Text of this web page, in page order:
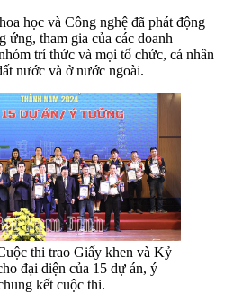
học và Công nghệ đã phát động
ứng, tham gia của các doanh
trí thức và mọi tổ chức, cá nhân
nước và ở nước ngoài.
thi trao Giấy khen và Kỷ
đại diện của 15 dự án, ý
kết cuộc thi.